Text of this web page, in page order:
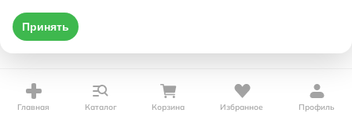
Главная Каталог Корзина Избранное Профиль
Принять